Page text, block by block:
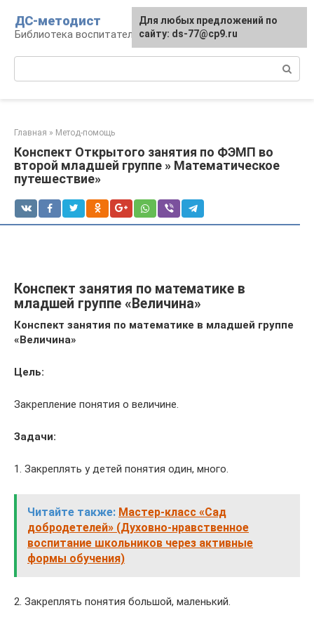
контенту
ДС-методист
Библиотека воспитателя
Главная » Метод-помощь
Конспект Открытого занятия по ФЭМП во
второй младшей группе » Математическое
путешествие»
Конспект занятия по математике в
младшей группе «Величина»
Конспект занятия по математике в младшей группе
«Величина»
Цель:
Закрепление понятия о величине.
Задачи:
1. Закреплять у детей понятия один, много.
Читайте также: Мастер-класс «Сад
добродетелей» (Духовно-нравственное
воспитание школьников через активные
формы обучения)
2. Закреплять понятия большой, маленький.
Для любых предложений по
сайту: ds-77@cp9.ru